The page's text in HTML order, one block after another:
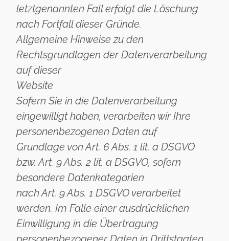
letztgenannten Fall erfolgt die Löschung
nach Fortfall dieser Gründe.
Allgemeine Hinweise zu den
Rechtsgrundlagen der Datenverarbeitung
auf dieser
Website
Sofern Sie in die Datenverarbeitung
eingewilligt haben, verarbeiten wir Ihre
personenbezogenen Daten auf
Grundlage von Art. 6 Abs. 1 lit. a DSGVO
bzw. Art. 9 Abs. 2 lit. a DSGVO, sofern
besondere Datenkategorien
nach Art. 9 Abs. 1 DSGVO verarbeitet
werden. Im Falle einer ausdrücklichen
Einwilligung in die Übertragung